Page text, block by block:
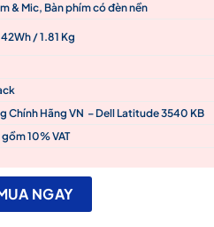
& Mic, Bàn phím có đèn nền
/ 1.81 Kg
Chính Hãng VN – Dell Latitude 3540 KB
10% VAT
1235U/ 8GB RAM/ 512GB
NGAY